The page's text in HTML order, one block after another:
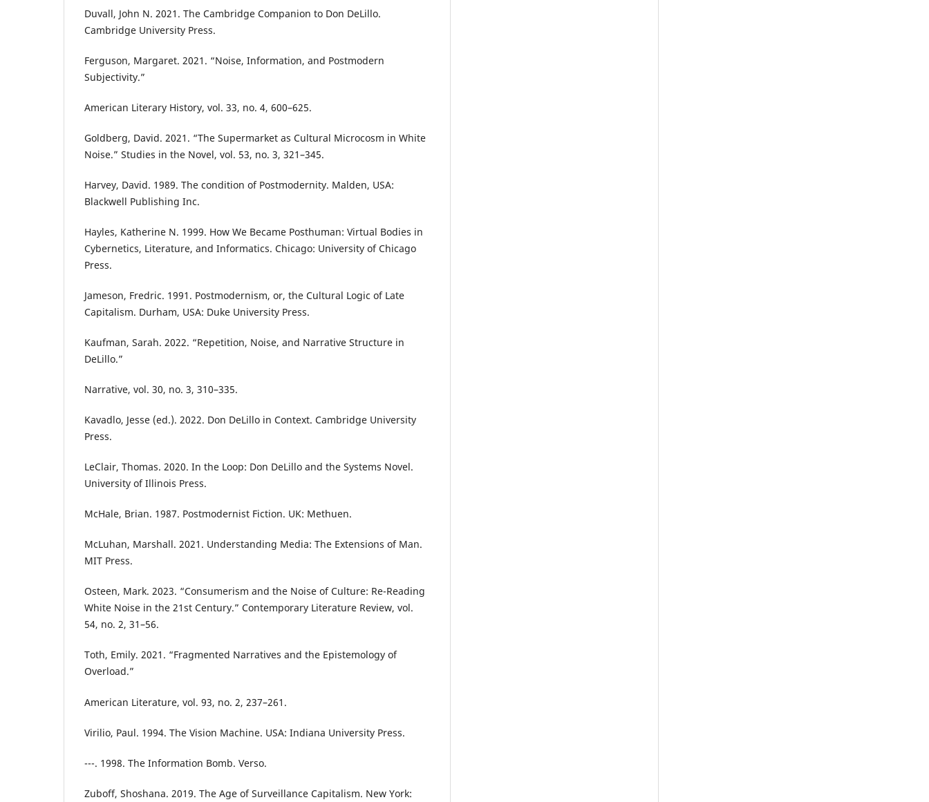
Duvall, John N. 2021. The Cambridge Companion to Don DeLillo.
Cambridge University Press.
Ferguson, Margaret. 2021. “Noise, Information, and Postmodern
Subjectivity.”
American Literary History, vol. 33, no. 4, 600–625.
Goldberg, David. 2021. “The Supermarket as Cultural Microcosm in White
Noise.” Studies in the Novel, vol. 53, no. 3, 321–345.
Harvey, David. 1989. The condition of Postmodernity. Malden, USA:
Blackwell Publishing Inc.
Hayles, Katherine N. 1999. How We Became Posthuman: Virtual Bodies in
Cybernetics, Literature, and Informatics. Chicago: University of Chicago
Press.
Jameson, Fredric. 1991. Postmodernism, or, the Cultural Logic of Late
Capitalism. Durham, USA: Duke University Press.
Kaufman, Sarah. 2022. “Repetition, Noise, and Narrative Structure in
DeLillo.”
Narrative, vol. 30, no. 3, 310–335.
Kavadlo, Jesse (ed.). 2022. Don DeLillo in Context. Cambridge University
Press.
LeClair, Thomas. 2020. In the Loop: Don DeLillo and the Systems Novel.
University of Illinois Press.
McHale, Brian. 1987. Postmodernist Fiction. UK: Methuen.
McLuhan, Marshall. 2021. Understanding Media: The Extensions of Man.
MIT Press.
Osteen, Mark. 2023. “Consumerism and the Noise of Culture: Re-Reading
White Noise in the 21st Century.” Contemporary Literature Review, vol.
54, no. 2, 31–56.
Toth, Emily. 2021. “Fragmented Narratives and the Epistemology of
Overload.”
American Literature, vol. 93, no. 2, 237–261.
Virilio, Paul. 1994. The Vision Machine. USA: Indiana University Press.
---. 1998. The Information Bomb. Verso.
Zuboff, Shoshana. 2019. The Age of Surveillance Capitalism. New York: